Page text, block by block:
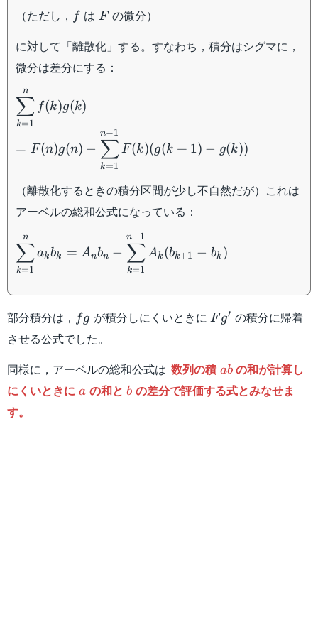
（ただし， ff は F
Fの微分）
に対して「離散化」する。すなわち，積分はシグマに，
微分は差分にする：
\displaystyle\sum_{k=1}^nf(k)g(k)\\
=\displaystyle F(n)g(n)-
\sum_{k=1}^{n-1}F(k)(g(k+1)-g(k))
k=1
∑
n
f(k)g(k)
= F(n)g(n) −
k=1
∑
n−1
F(k)(g(k + 1) − g(k))
（離散化するときの積分区間が少し不自然だが）これは
アーベルの総和公式になっている：
\displaystyle\sum_{k=1}^na_kb_k=A_nb_n-
\displaystyle\sum_{k=1}^{n-
1}A_k(b_{k+1}-b_k)
k=1
∑
n
akbk = Anbn −
k=1
∑
n−1
Ak (bk+1 − bk )
部分積分は， fg
fg が積分しにくいときにFg'
F g′ の積分に帰着
させる公式でした。
同様に，アーベルの総和公式は 数列の積 ab
abの和が計算し
にくいときに a
aの和とb
b の差分で評価する式とみなせま
す。